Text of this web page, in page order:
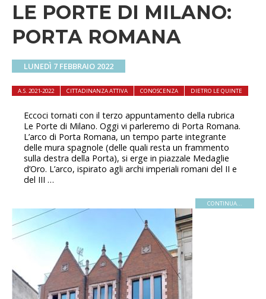
LE PORTE DI MILANO:
PORTA ROMANA
LUNEDÌ 7 FEBBRAIO 2022
A.S. 2021-2022 CITTADINANZA ATTIVA CONOSCENZA DIETRO LE QUINTE
Eccoci tornati con il terzo appuntamento della rubrica
Le Porte di Milano. Oggi vi parleremo di Porta Romana.
L’arco di Porta Romana, un tempo parte integrante
delle mura spagnole (delle quali resta un frammento
sulla destra della Porta), si erge in piazzale Medaglie
d’Oro. L’arco, ispirato agli archi imperiali romani del II e
del III …
CONTINUA...